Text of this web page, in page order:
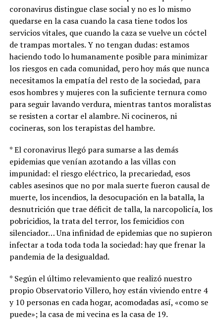
coronavirus distingue clase social y no es lo mismo
quedarse en la casa cuando la casa tiene todos los
servicios vitales, que cuando la caza se vuelve un cóctel
de trampas mortales. Y no tengan dudas: estamos
haciendo todo lo humanamente posible para minimizar
los riesgos en cada comunidad, pero hoy más que nunca
necesitamos la empatía del resto de la sociedad, para
esos hombres y mujeres con la suficiente ternura como
para seguir lavando verdura, mientras tantos moralistas
se resisten a cortar el alambre. Ni cocineros, ni
cocineras, son los terapistas del hambre.
* El coronavirus llegó para sumarse a las demás
epidemias que venían azotando a las villas con
impunidad: el riesgo eléctrico, la precariedad, esos
cables asesinos que no por mala suerte fueron causal de
muerte, los incendios, la desocupación en la batalla, la
desnutrición que trae déficit de talla, la narcopolicía, los
pobricidios, la trata del terror, los femicidios con
silenciador… Una infinidad de epidemias que no supieron
infectar a toda toda toda la sociedad: hay que frenar la
pandemia de la desigualdad.
* Según el último relevamiento que realizó nuestro
propio Observatorio Villero, hoy están viviendo entre 4
y 10 personas en cada hogar, acomodadas así, «como se
puede»; la casa de mi vecina es la casa de 19.